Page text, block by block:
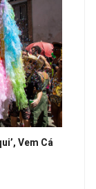
Vem Cá